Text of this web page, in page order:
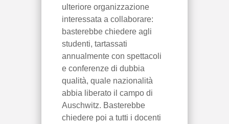
ulteriore organizzazione
interessata a collaborare:
basterebbe chiedere agli
studenti, tartassati
annualmente con spettacoli
e conferenze di dubbia
qualità, quale nazionalità
abbia liberato il campo di
Auschwitz. Basterebbe
chiedere poi a tutti i docenti